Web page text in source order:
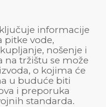
informacije
vode,
nošenje i
na tržištu se može
o kojima će
u buduće biti
i preporuka
standarda.